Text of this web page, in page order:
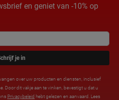
en geniet van -10% op
je in
over uw producten en diensten, inclusief
Door dit vakje aan te vinken, bevestigt u dat u
Privacybeleid hebt gelezen en aanvaard. Lees